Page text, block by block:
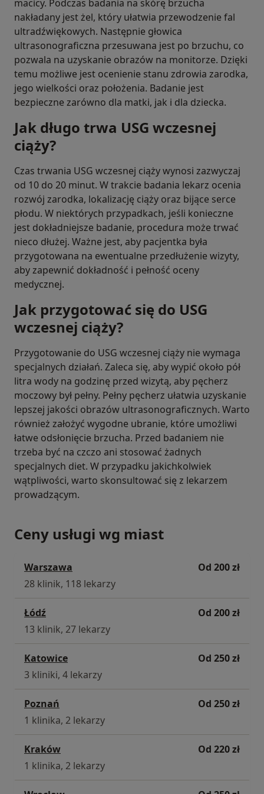
macicy. Podczas badania na skórę brzucha
nakładany jest żel, który ułatwia przewodzenie fal
ultradźwiękowych. Następnie głowica
ultrasonograficzna przesuwana jest po brzuchu, co
pozwala na uzyskanie obrazów na monitorze. Dzięki
temu możliwe jest ocenienie stanu zdrowia zarodka,
jego wielkości oraz położenia. Badanie jest
bezpieczne zarówno dla matki, jak i dla dziecka.
Jak długo trwa USG wczesnej
ciąży?
Czas trwania USG wczesnej ciąży wynosi zazwyczaj
od 10 do 20 minut. W trakcie badania lekarz ocenia
rozwój zarodka, lokalizację ciąży oraz bijące serce
płodu. W niektórych przypadkach, jeśli konieczne
jest dokładniejsze badanie, procedura może trwać
nieco dłużej. Ważne jest, aby pacjentka była
przygotowana na ewentualne przedłużenie wizyty,
aby zapewnić dokładność i pełność oceny
medycznej.
Jak przygotować się do USG
wczesnej ciąży?
Przygotowanie do USG wczesnej ciąży nie wymaga
specjalnych działań. Zaleca się, aby wypić około pół
litra wody na godzinę przed wizytą, aby pęcherz
moczowy był pełny. Pełny pęcherz ułatwia uzyskanie
lepszej jakości obrazów ultrasonograficznych. Warto
również założyć wygodne ubranie, które umożliwi
łatwe odsłonięcie brzucha. Przed badaniem nie
trzeba być na czczo ani stosować żadnych
specjalnych diet. W przypadku jakichkolwiek
wątpliwości, warto skonsultować się z lekarzem
prowadzącym.
Ceny usługi wg miast
Warszawa
Od 200 zł
28 klinik, 118 lekarzy
Łódź
Od 200 zł
13 klinik, 27 lekarzy
Katowice
Od 250 zł
3 kliniki, 4 lekarzy
Poznań
Od 250 zł
1 klinika, 2 lekarzy
Kraków
Od 220 zł
1 klinika, 2 lekarzy